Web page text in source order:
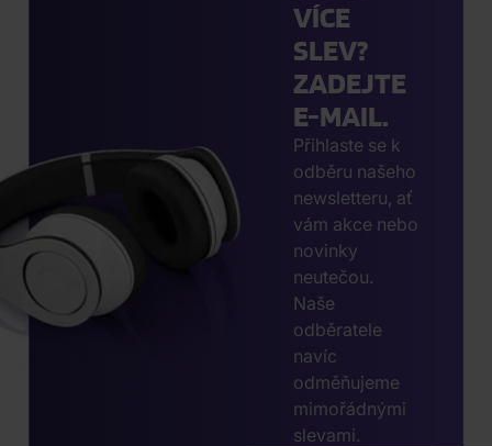
VÍCE
SLEV?
ZADEJTE
E-MAIL.
Přihlaste se k
odběru našeho
newsletteru, ať
vám akce nebo
novinky
neutečou.
Naše
odběratele
navíc
odměňujeme
mimořádnými
slevami.